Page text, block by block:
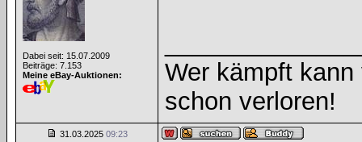
Dabei seit: 15.07.2009
Beiträge: 7.153
Meine eBay-Auktionen:
Wer kämpft
schon verloren!
31.03.2025 09:23